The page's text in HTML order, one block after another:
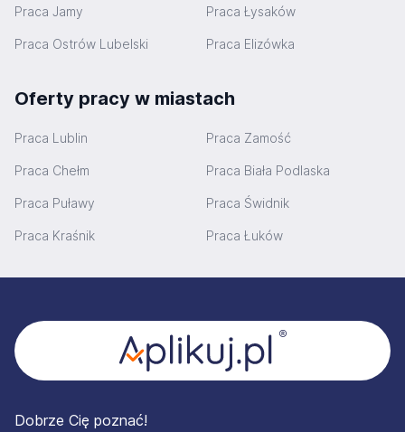
Praca Jamy Praca Łysaków
Praca Ostrów Lubelski Praca Elizówka
Oferty pracy w miastach
Praca Lublin Praca Zamość
Praca Chełm Praca Biała Podlaska
Praca Puławy Praca Świdnik
Praca Kraśnik Praca Łuków
Dobrze Cię poznać!